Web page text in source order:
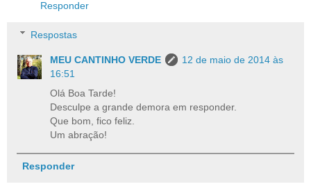
Responder
Respostas
MEU CANTINHO VERDE
12 de maio de 2014 às
16:51
Olá Boa Tarde!
Desculpe a grande demora em responder.
Que bom, fico feliz.
Um abração!
Responder